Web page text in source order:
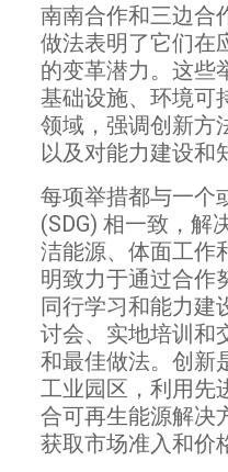
南南合作和三边合
做法表明了它们在
的变革潜力。这些
基础设施、环境可
领域，强调创新方
以及对能力建设和
每项举措都与一个
(SDG) 相一致，解
洁能源、体面工作
明致力于通过合作
同行学习和能力建
讨会、实地培训和
和最佳做法。创新
工业园区，利用先
合可再生能源解决
获取市场准入和价